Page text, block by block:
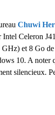
Chuwi
Intel Celeron
GHz) et 8 Go
10. A noter
silencieux.